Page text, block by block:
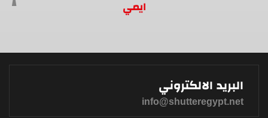
ايمي
البريد الالكتروني
info@shutteregypt.net